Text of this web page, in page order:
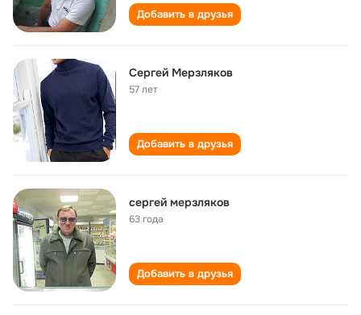
Добавить в друзья
Сергей Мерзляков
57 лет
Добавить в друзья
сергей мерзляков
63 года
Добавить в друзья